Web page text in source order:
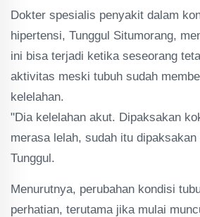
Dokter spesialis penyakit dalam
hipertensi, Tunggul Situmorang,
ini bisa terjadi ketika seseorang
aktivitas meski tubuh sudah
kelelahan.
"Dia kelelahan akut. Dipaksakan
merasa lelah, sudah itu
Tunggul.
Menurutnya, perubahan kondisi
perhatian, terutama jika mulai